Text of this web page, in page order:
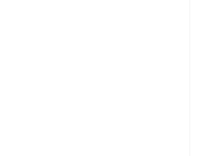
5 csillag.
5 csillag.